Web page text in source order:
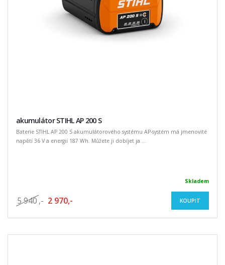
akumulátor STIHL AP 200 S
Baterie STIHL AP 200 S akumulátorového systému AP-systém má jmenovité
napětí 36 V a energií 187 Wh. Můžete ji dobíjet ja ...
Skladem
5 940 ,- 2 970,- KOUPIT